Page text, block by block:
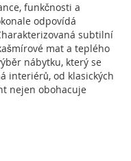
funkčnosti a
odpovídá
subtilní
mat a teplého
nábytku, který se
interiérů, od klasických
nejen obohacuje
unikátní haptický
vitrín a TV stolků,